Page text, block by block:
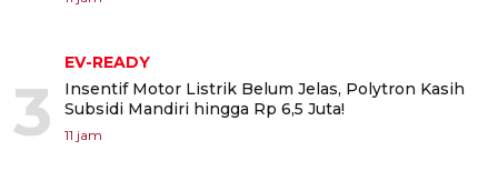
3
EV-READY
Insentif Motor Listrik Belum Jelas, Polytron Kasih
Subsidi Mandiri hingga Rp 6,5 Juta!
11 jam